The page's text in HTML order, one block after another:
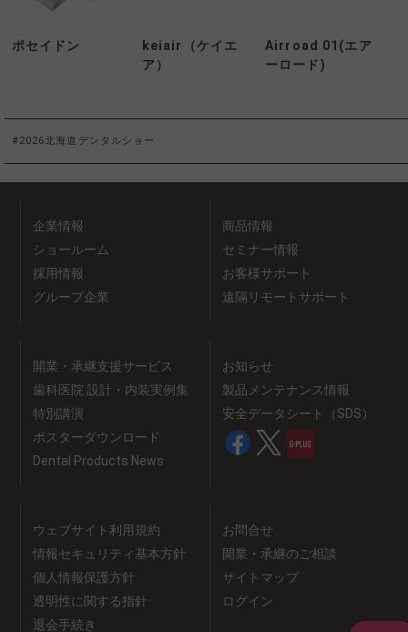
ポセイドン
keiair（ケイエ
ア）
Airroad 01(エア
ーロード)
#2026北海道デンタルショー
企業情報
ショールーム
採用情報
グループ企業
商品情報
セミナー情報
お客様サポート
遠隔リモートサポート
開業・承継支援サービス
歯科医院 設計・内装実例集
特別講演
ポスターダウンロード
Dental Products News
お知らせ
製品メンテナンス情報
安全データシート（SDS）
ウェブサイト利用規約
情報セキュリティ基本方針
個人情報保護方針
透明性に関する指針
退会手続き
お問合せ
開業・承継のご相談
サイトマップ
ログイン